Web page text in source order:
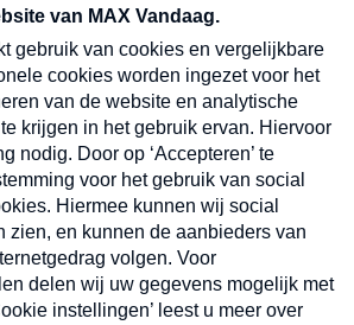
vrijdag- en dinsdagochtend in
Verzend